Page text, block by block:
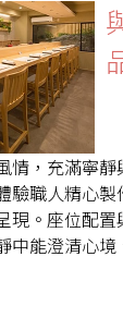
情，充滿寧
驗職人精心
現。座位配
中能澄清心境